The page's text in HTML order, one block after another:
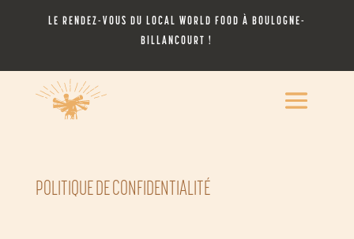
LE RENDEZ-VOUS DU LOCAL WORLD FOOD À BOULOGNE-
BILLANCOURT !
POLITIQUE DE CONFIDENTIALITÉ